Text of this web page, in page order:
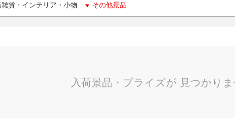
貨・インテリア・小物 その他景品